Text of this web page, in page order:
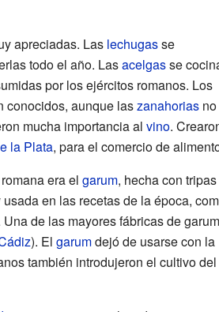
apreciadas. Las lechugasse
todo el año. Lasacelgasse
por los ejércitos romanos. Los
conocidos, aunque laszanahoriasno
mucha importancia al vino.
la Plata, para el comercio de
era el garum, hecha con
usada en las recetas de la época,
Una de las mayores fábricas de
). El garumdejó de usarse con la
también introdujeron el cultivo del